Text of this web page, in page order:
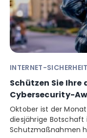
INTERNET-SICHERHEIT
Schützen Sie
Cybersecurity-
Oktober ist der
diesjährige Botschaft
Schutzmaßnahmen